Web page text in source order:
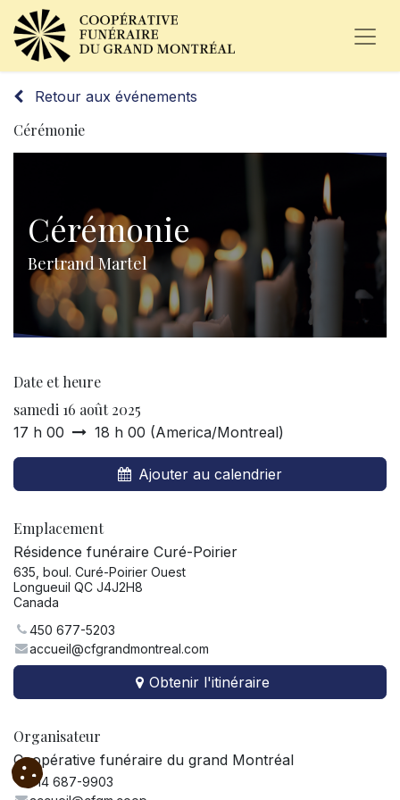
Retour aux événements
Cérémonie
Cérémonie
Bertrand Martel
Date et heure
samedi 16 août 2025
17 h 00 18 h 00 (America/Montreal)
Ajouter au calendrier
Emplacement
Résidence funéraire Curé-Poirier
635, boul. Curé-Poirier Ouest
Longueuil QC J4J2H8
Canada
450 677-5203
accueil@cfgrandmontreal.com
Obtenir l'itinéraire
Organisateur
Coopérative funéraire du grand Montréal
514 687-9903